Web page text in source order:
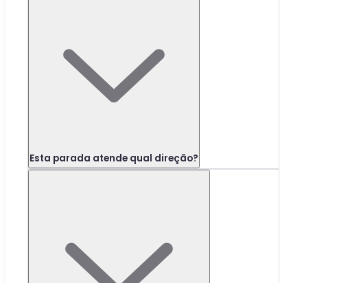
Esta parada atende qual direção?